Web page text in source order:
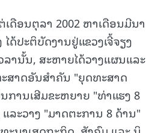
ດືອນຕຸລາ 2002 ຫາເດືອນມີນາ
ດ້ປະຕິບັດງານຢູ່ແຂວງເຈີ້ຈຽງ
ລານັ້ນ, ສະຫາຍໄດ້ວາງແຜນແລະ
ສາດອັນສຳຄັນ "ຍຸດທະສາດ
ການເສີມຂະຫຍາຍ "ທ່າແຮງ 8
ແລະວາງ "ມາດຕະການ 8 ດ້ານ"